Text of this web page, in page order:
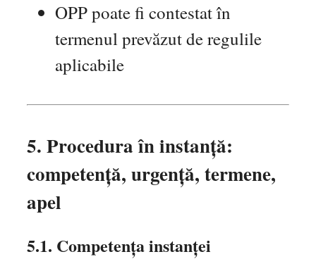
OPP poate fi contestat în
termenul prevăzut de regulile
aplicabile
5. Procedura în instanță:
competență, urgență, termene,
apel
5.1. Competența instanței